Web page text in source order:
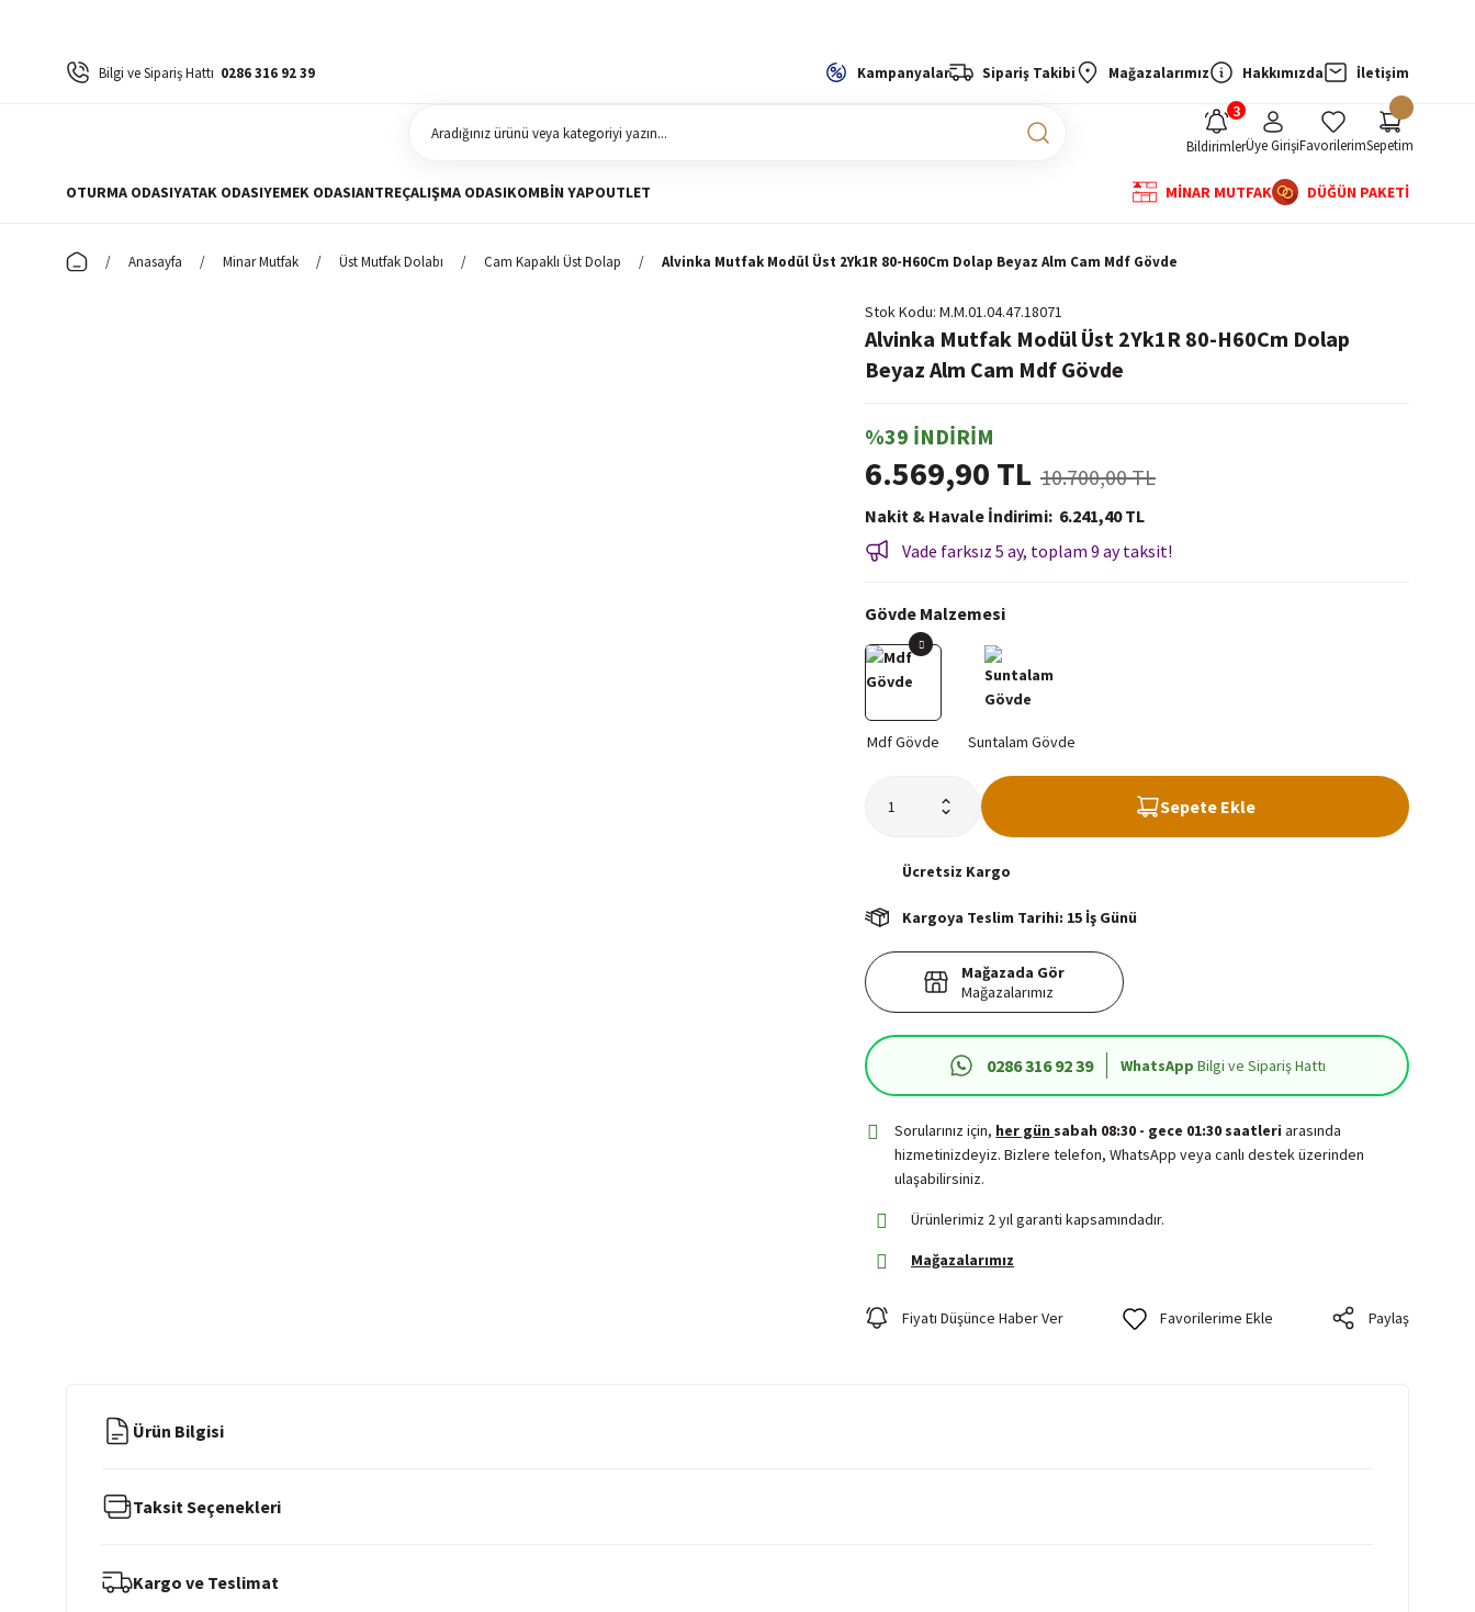
Bilgi ve Sipariş Hattı 0286 316 92 39 Kampanyalar Sipariş Takibi Mağazalarımız Hakkımızda İletişim
BildirimlerÜye GirişiFavorilerimSepetim
OTURMA ODASIYATAK ODASIYEMEK ODASIANTREÇALIŞMA ODASIKOMBIN YAPOUTLET MİNAR MUTFAK DÜĞÜN PAKETİ
Anasayfa Minar Mutfak Üst Mutfak Dolabı Cam Kapaklı Üst Dolap Alvinka Mutfak Modül Üst 2Yk1R 80-H60Cm Dolap Beyaz Alm Cam Mdf Gövde
Stok Kodu M.M.01.04.47.18071
Alvinka Mutfak Modül Üst 2Yk1R 80-H60Cm Dolap
Beyaz Alm Cam Mdf Gövde
%39 İNDİRİM
6.569,90 TL 10.700,00 TL
Nakit & Havale İndirimi 6.241,40 TL
Vade farksız 5 ay, toplam 9 ay taksit!
Gövde Malzemesi
Sepete Ekle
Ücretsiz Kargo
Kargoya Teslim Tarihi: 15 İş Günü
Mağazada Gör
Mağazalarımız
0286 316 92 39 WhatsApp Bilgi ve Sipariş Hattı
Sorularınız için, her gün sabah 08:30 - gece 01:30 saatleriarasında
hizmetinizdeyiz. Bizlere telefon, WhatsApp veya canlı destek üzerinden
ulaşabilirsiniz.
Ürünlerimiz 2 yıl garanti kapsamındadır.
Mağazalarımız
Fiyatı Düşünce Haber Ver Paylaş
Ürün Bilgisi
Taksit Seçenekleri
Kargo ve Teslimat